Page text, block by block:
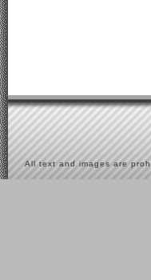
All text and images are